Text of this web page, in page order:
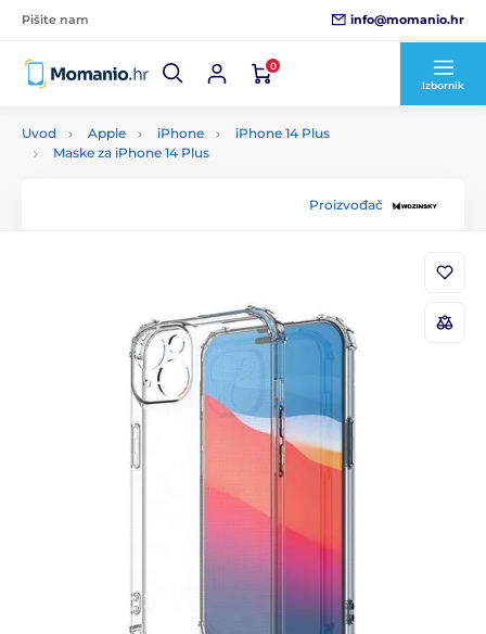
Pišite nam info@momanio.hr
0
Izbornik
Uvod Apple iPhone
iPhone 14 Plus
Maske za iPhone 14 Plus
Proizvođač